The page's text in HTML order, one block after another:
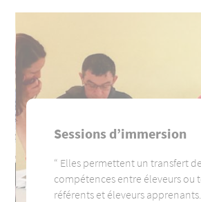
Sessions d’immersion
Elles permettent un transfert de
compétences entre éleveurs ou
référents et éleveurs